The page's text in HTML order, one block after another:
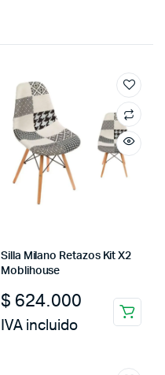
Silla Milano Retazos Kit X2
Moblihouse
$ 624.000
IVA incluido